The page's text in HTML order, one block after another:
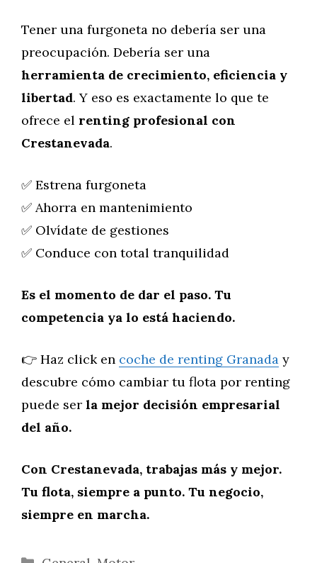
Tener una furgoneta no debería ser una
preocupación. Debería ser una
herramienta de crecimiento, eficiencia y
libertad. Y eso es exactamente lo que te
ofrece el renting profesional con
Crestanevada.
✅ Estrena furgoneta
✅ Ahorra en mantenimiento
✅ Olvídate de gestiones
✅ Conduce con total tranquilidad
Es el momento de dar el paso. Tu
competencia ya lo está haciendo.
👉 Haz click en coche de renting Granada y
descubre cómo cambiar tu flota por renting
puede ser la mejor decisión empresarial
del año.
Con Crestanevada, trabajas más y mejor.
Tu flota, siempre a punto. Tu negocio,
siempre en marcha.